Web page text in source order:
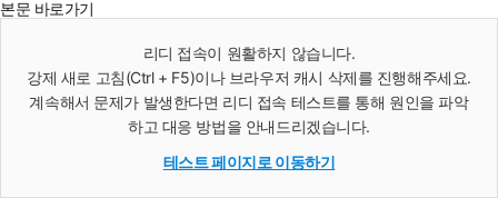
본문 바로가기
리디 접속이 원활하지 않습니다.
강제 새로 고침(Ctrl + F5)이나 브라우저 캐시 삭제를 진행해주세요.
계속해서 문제가 발생한다면 리디 접속 테스트를 통해 원인을 파악
하고 대응 방법을 안내드리겠습니다.
테스트 페이지로 이동하기